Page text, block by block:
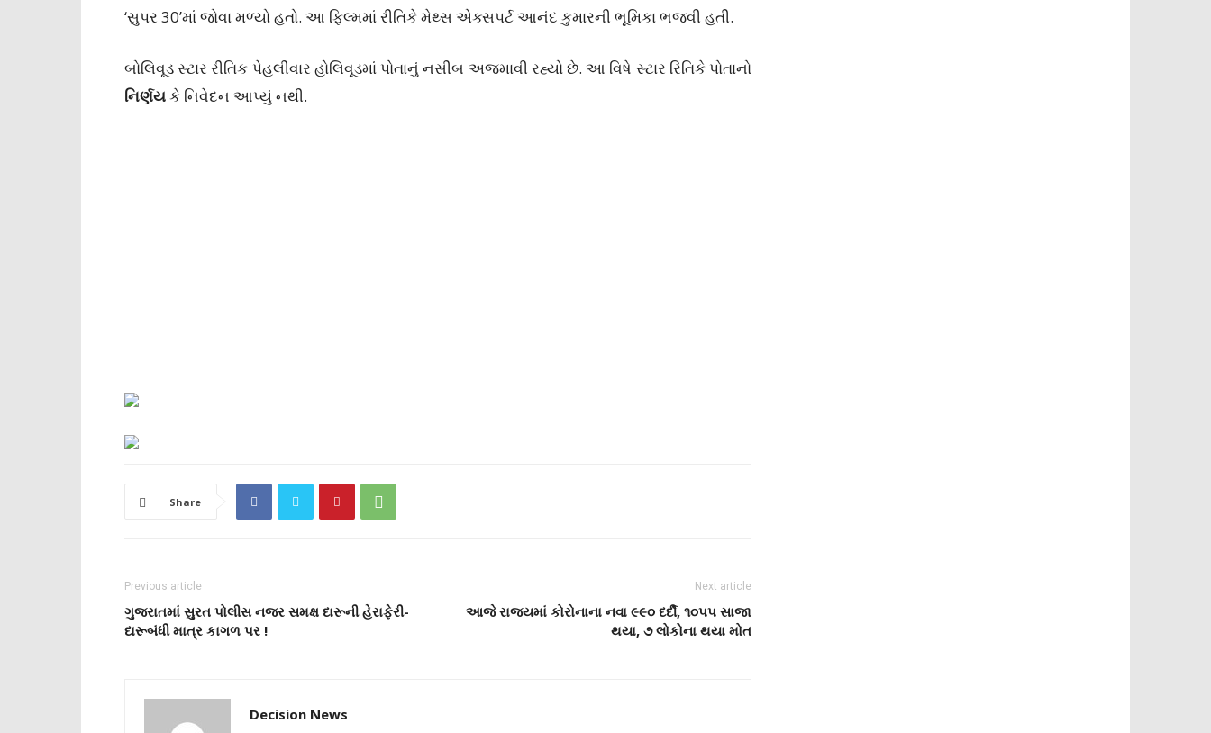
‘સુપર 30’માં જોવા મળ્યો હતો. આ ફિલ્મમાં રીતિકે મેથ્સ એક્સપર્ટ આનંદ કુમારની ભૂમિકા ભજવી હતી.
બોલિવૂડ સ્ટાર રીતિક પેહલીવાર હોલિવૂડમાં પોતાનું નસીબ અજમાવી રહ્યો છે. આ વિષે સ્ટાર રિતિકે પોતાનો
નિર્ણયકે નિવેદન આપ્યું નથી.
Share
Previous article
ગુજરાતમાં સુરત પોલીસ નજર સમક્ષ દારૂની હેરાફેરી-
દારૂબંધી માત્ર કાગળ પર !
Next article
આજે રાજ્યમાં કોરોનાના નવા ૯૯૦ દર્દી, ૧૦૫૫ સાજા
થયા, ૭ લોકોના થયા મોત
Decision News